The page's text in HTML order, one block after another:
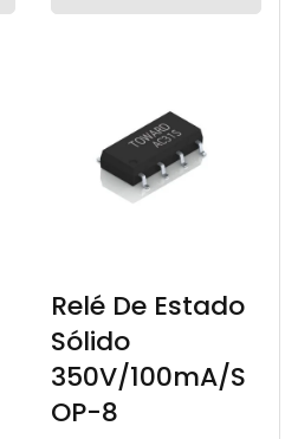
Relé De Estado
Sólido
350V/100mA/S
OP-8